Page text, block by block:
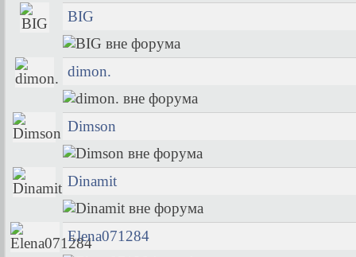
BIG
dimon.
Dimson
Dinamit
Elena071284